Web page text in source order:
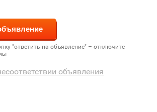
"ответить на объявление" – отключите
объявления